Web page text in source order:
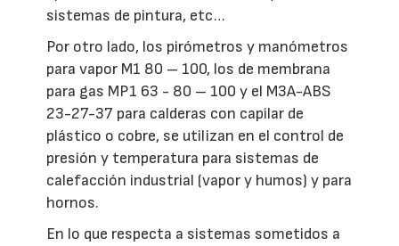
sistemas de pintura, etc…
Por otro lado, los pirómetros y manómetros
para vapor M1 80 – 100, los de membrana
para gas MP1 63 - 80 – 100 y el M3A-ABS
23-27-37 para calderas con capilar de
plástico o cobre, se utilizan en el control de
presión y temperatura para sistemas de
calefacción industrial (vapor y humos) y para
hornos.
En lo que respecta a sistemas sometidos a